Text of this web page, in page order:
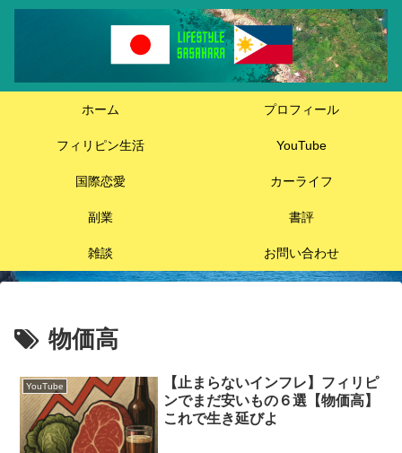
ホーム プロフィール
フィリピン生活 YouTube
国際恋愛 カーライフ
副業 書評
雑談 お問い合わせ
物価高
YouTube
【止まらないインフレ】フィリピ
ンでまだ安いもの６選【物価高】
これで生き延びよ